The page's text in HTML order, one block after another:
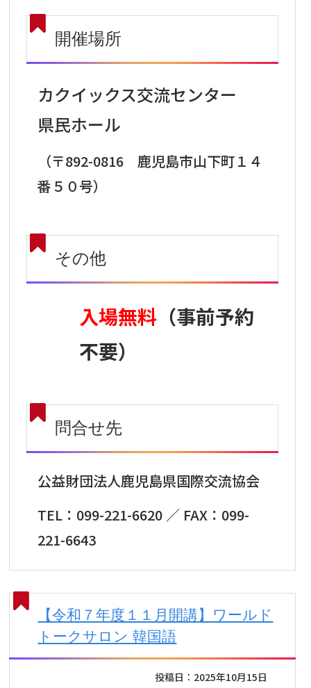
開催場所
カクイックス交流センター
県民ホール
（〒892-0816 鹿児島市山下町１４
番５０号）
その他
入場無料 （事前予約
不要）
問合せ先
公益財団法人鹿児島県国際交流協会
TEL：099-221-6620 ／ FAX：099-
221-6643
【令和７年度１１月開講】ワールド
トークサロン 韓国語
投稿日：2025年10月15日